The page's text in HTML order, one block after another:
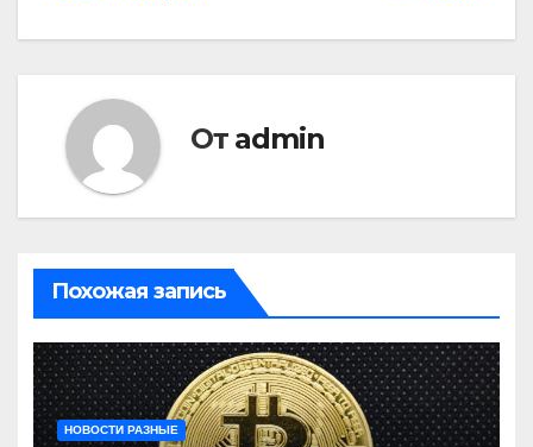
От admin
Похожая запись
НОВОСТИ РАЗНЫЕ